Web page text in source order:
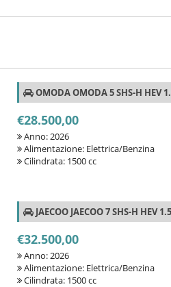
OMODA OMODA 5 SHS-H HEV
€28.500,00
Anno: 2026
Alimentazione: Elettrica/Benzina
Cilindrata: 1500 cc
JAECOO JAECOO 7 SHS-H HEV
€32.500,00
Anno: 2026
Alimentazione: Elettrica/Benzina
Cilindrata: 1500 cc